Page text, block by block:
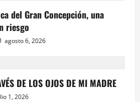
del Gran Concepción, una
riesgo
agosto 6, 2026
DE LOS OJOS DE MI MADRE
1, 2026